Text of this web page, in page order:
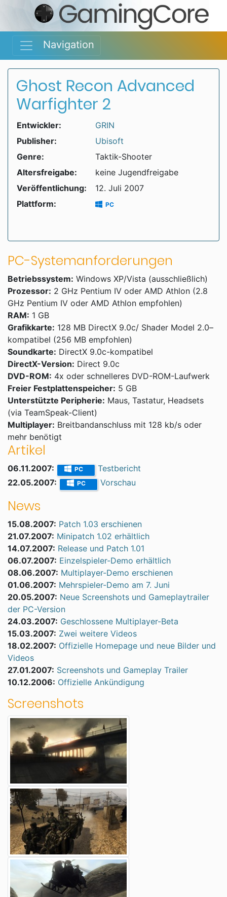
Navigation
Ghost Recon Advanced
Warfighter 2
Entwickler:
GRIN
Publisher:
Ubisoft
Genre:
Taktik-Shooter
Altersfreigabe:
keine Jugendfreigabe
Veröffentlichung:
12. Juli 2007
Plattform:
PC
PC-Systemanforderungen
Betriebssystem: Windows XP/Vista (ausschließlich)
Prozessor: 2 GHz Pentium IV oder AMD Athlon (2.8
GHz Pentium IV oder AMD Athlon empfohlen)
RAM: 1 GB
Grafikkarte: 128 MB DirectX 9.0c/ Shader Model 2.0–
kompatibel (256 MB empfohlen)
Soundkarte: DirectX 9.0c-kompatibel
DirectX-Version: Direct 9.0c
DVD-ROM: 4x oder schnelleres DVD-ROM-Laufwerk
Freier Festplattenspeicher: 5 GB
Unterstützte Peripherie: Maus, Tastatur, Headsets
(via TeamSpeak-Client)
Multiplayer: Breitbandanschluss mit 128 kb/s oder
mehr benötigt
Artikel
06.11.2007: PC
Testbericht
22.05.2007:
PC Vorschau
News
15.08.2007: Patch 1.03 erschienen
21.07.2007: Minipatch 1.02 erhältlich
14.07.2007: Release und Patch 1.01
06.07.2007: Einzelspieler-Demo erhältlich
08.06.2007: Multiplayer-Demo erschienen
01.06.2007: Mehrspieler-Demo am 7. Juni
20.05.2007: Neue Screenshots und Gameplaytrailer
der PC-Version
24.03.2007: Geschlossene Multiplayer-Beta
15.03.2007: Zwei weitere Videos
18.02.2007: Offizielle Homepage und neue Bilder und
Videos
27.01.2007: Screenshots und Gameplay Trailer
10.12.2006: Offizielle Ankündigung
Screenshots